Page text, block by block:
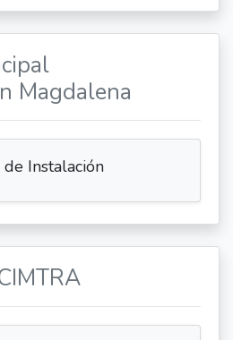
Magdalena
de Instalación